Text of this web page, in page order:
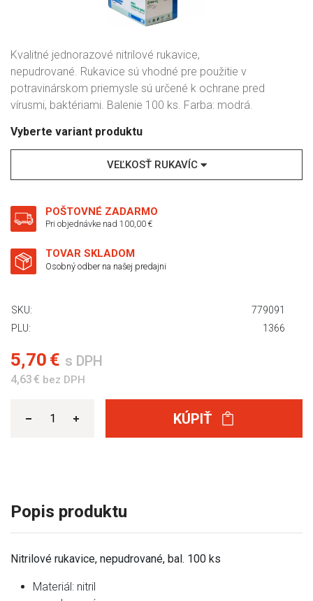
Kvalitné jednorazové nitrilové rukavice,
nepudrované. Rukavice sú vhodné pre použitie v
potravinárskom priemysle sú určené k ochrane pred
vírusmi, baktériami. Balenie 100 ks. Farba: modrá.
Vyberte variant produktu
VEĽKOSŤ RUKAVÍC
POŠTOVNÉ ZADARMO
Pri objednávke nad 100,00 €
TOVAR SKLADOM
Osobný odber na našej predajni
SKU:
779091
PLU:
1366
5,70 € s DPH
4,63 € bez DPH
KÚPIŤ
Popis produktu
Nitrilové rukavice, nepudrované, bal. 100 ks
Materiál: nitril